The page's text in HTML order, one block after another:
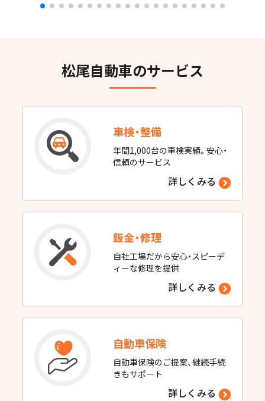
松尾自動車のサービス
車検・整備
年間1,000台の車検実績。安心・
信頼のサービス
詳しくみる
鈑金・修理
自社工場だから安心・スピーデ
ィーな修理を提供
詳しくみる
自動車保険
自動車保険のご提案、継続手続
きもサポート
詳しくみる